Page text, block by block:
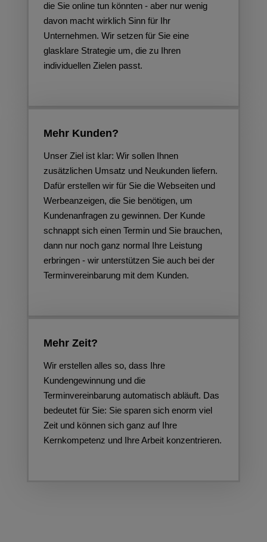
die Sie online tun könnten - aber nur wenig
davon macht wirklich Sinn für Ihr
Unternehmen. Wir setzen für Sie eine
glasklare Strategie um, die zu Ihren
individuellen Zielen passt.
Mehr Kunden?
Unser Ziel ist klar: Wir sollen Ihnen
zusätzlichen Umsatz und Neukunden liefern.
Dafür erstellen wir für Sie die Webseiten und
Werbeanzeigen, die Sie benötigen, um
Kundenanfragen zu gewinnen. Der Kunde
schnappt sich einen Termin und Sie brauchen,
dann nur noch ganz normal Ihre Leistung
erbringen - wir unterstützen Sie auch bei der
Terminvereinbarung mit dem Kunden.
Mehr Zeit?
Wir erstellen alles so, dass Ihre
Kundengewinnung und die
Terminvereinbarung automatisch abläuft. Das
bedeutet für Sie: Sie sparen sich enorm viel
Zeit und können sich ganz auf Ihre
Kernkompetenz und Ihre Arbeit konzentrieren.